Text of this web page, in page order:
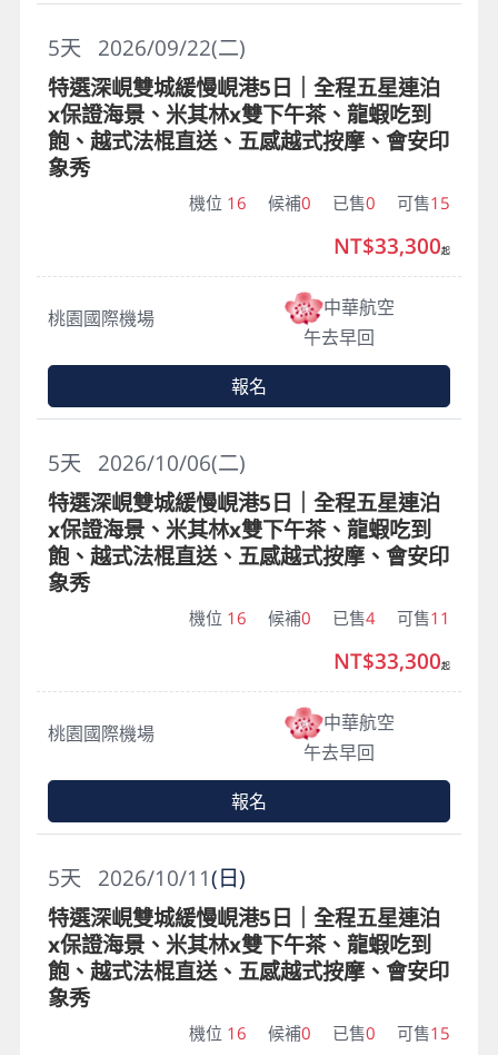
2026/09/22(二)
5天
特選深峴雙城緩慢峴港5日｜全程五星連泊
x保證海景、米其林x雙下午茶、龍蝦吃到
飽、越式法棍直送、五感越式按摩、會安印
象秀
機位 16 候補0 已售0 可售15
桃園國際機場
中華航空
午去早回
NT$33,300起
報名
2026/10/06(二)
5天
特選深峴雙城緩慢峴港5日｜全程五星連泊
x保證海景、米其林x雙下午茶、龍蝦吃到
飽、越式法棍直送、五感越式按摩、會安印
象秀
機位 16 候補0 已售4 可售11
桃園國際機場
中華航空
午去早回
NT$33,300起
報名
2026/10/11(日)
5天
特選深峴雙城緩慢峴港5日｜全程五星連泊
x保證海景、米其林x雙下午茶、龍蝦吃到
飽、越式法棍直送、五感越式按摩、會安印
象秀
機位 16 候補0 已售0 可售15